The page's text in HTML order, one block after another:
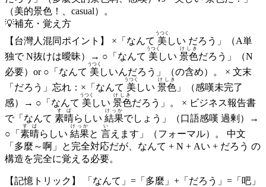
（美的景色！、casual）。
💡補充・覚え方
【台灣人混同ポイント】 ×「なんて 美
うつく
しい だろう」（A単
独で N抜けは曖昧）→ ○「なんて 美
うつく
しい 景色
けしき
だろう」（N
必要）or ○「なんて 美
うつく
しいんだろう」（の含め）。 × 文末
「だろう」忘れ：×「なんて 美
うつく
しい 景色
けしき
」（感嘆未完了
感）→ ○「なんて 美
うつく
しい 景色
けしき
だろう」。 × ビジネス報告書
で「なんて 素晴
すば
らしい 結果
けっか
でしょう」（口語感嘆 過剰）→
○「 素晴
すば
らしい 結果
けっか
と 言
い
えます」（フォーマル）。 中文
「多麼～啊」と完全対応だが、なんて + N + Aい + だろう の
構造を完全に覚える必要。
【記憶トリック】 「なんて」=「多麼」+「だろう」=「吧」